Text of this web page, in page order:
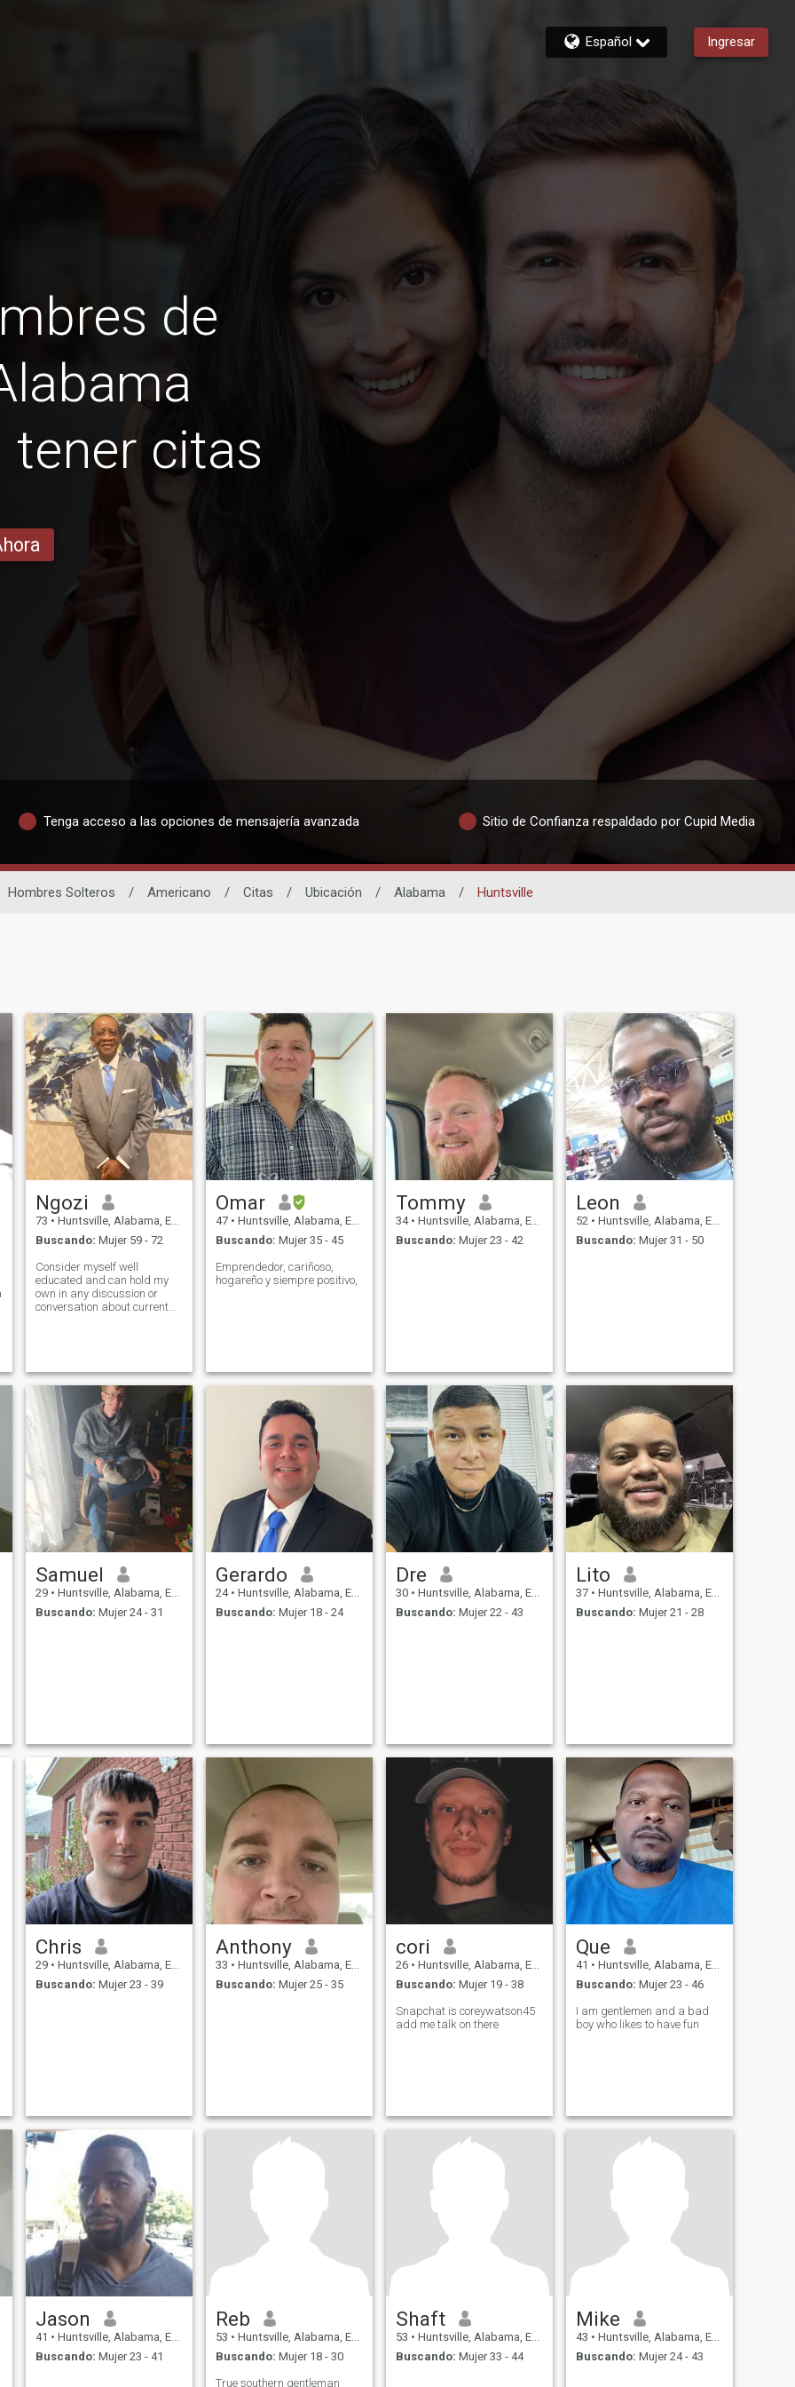
Español Ingresar
de
tener citas
Tenga acceso a las opciones de mensajería avanzada Sitio de Confianza respaldado por Cupid Media
Hombres Solteros / Americano / Citas / Ubicación / Alabama / Huntsville
Ngozi
73 • Huntsville, Alabama, Estados Unidos
Buscando: Mujer 59 - 72
Consider myself well
educated and can hold my
own in any discussion or
conversation about current
being. Being there for family
and fr
Omar
47 • Huntsville, Alabama, Estados Unidos
Buscando: Mujer 35 - 45
Emprendedor, cariñoso,
hogareño y siempre positivo,
Tommy
34 • Huntsville, Alabama, Estados Unidos
Buscando: Mujer 23 - 42
Leon
52 • Huntsville, Alabama, Estados Unidos
Buscando: Mujer 31 - 50
Samuel
29 • Huntsville, Alabama, Estados Unidos
Buscando: Mujer 24 - 31
Gerardo
24 • Huntsville, Alabama, Estados Unidos
Buscando: Mujer 18 - 24
Dre
30 • Huntsville, Alabama, Estados Unidos
Buscando: Mujer 22 - 43
Lito
37 • Huntsville, Alabama, Estados Unidos
Buscando: Mujer 21 - 28
Chris
29 • Huntsville, Alabama, Estados Unidos
Buscando: Mujer 23 - 39
Anthony
33 • Huntsville, Alabama, Estados Unidos
Buscando: Mujer 25 - 35
cori
26 • Huntsville, Alabama, Estados Unidos
Buscando: Mujer 19 - 38
Snapchat is coreywatson45
add me talk on there
Que
41 • Huntsville, Alabama, Estados Unidos
Buscando: Mujer 23 - 46
I am gentlemen and a bad
boy who likes to have fun
Jason
41 • Huntsville, Alabama, Estados Unidos
Buscando: Mujer 23 - 41
Reb
53 • Huntsville, Alabama, Estados Unidos
Buscando: Mujer 18 - 30
True southern gentleman
Shaft
53 • Huntsville, Alabama, Estados Unidos
Buscando: Mujer 33 - 44
Mike
43 • Huntsville, Alabama, Estados Unidos
Buscando: Mujer 24 - 43